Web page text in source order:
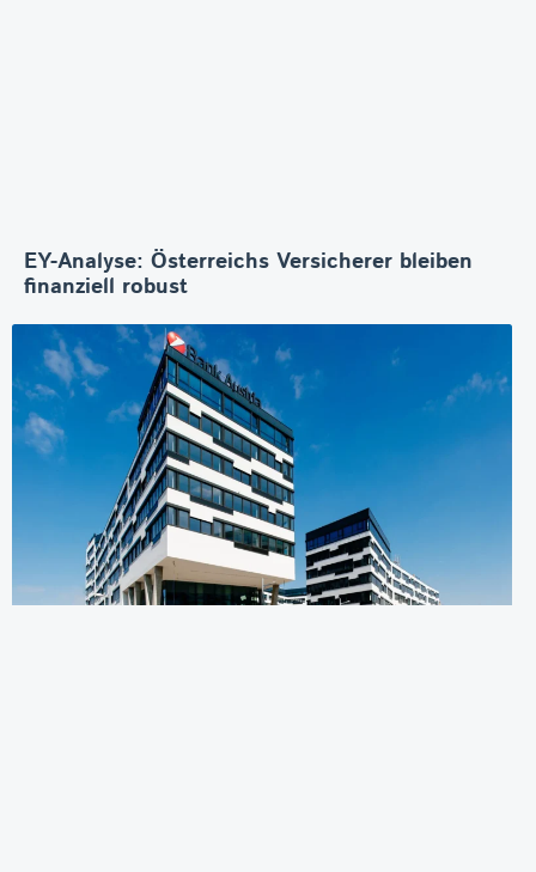
EY-Analyse: Österreichs Versicherer bleiben
finanziell robust